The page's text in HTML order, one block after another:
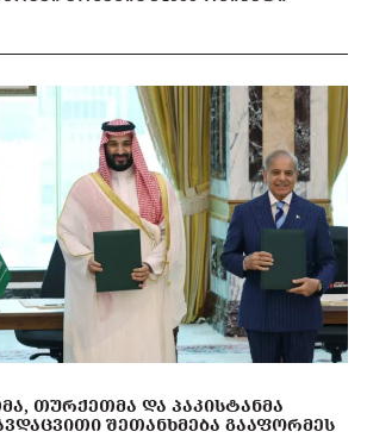
ᲗᲣᲠᲥᲔᲗᲛᲐ ᲓᲐ ᲞᲐᲙᲘᲡᲢᲐᲜᲛᲐ
ᲨᲔᲗᲐᲜᲮᲛᲔᲑᲐ ᲒᲐᲐᲤᲝᲠᲛᲔᲡ